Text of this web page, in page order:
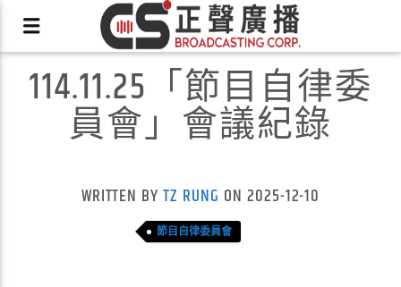
X
114.11.25「節目自律委
員會」會議紀錄
WRITTEN BYTZ RUNG ON 2025-12-10
節目自律委員會